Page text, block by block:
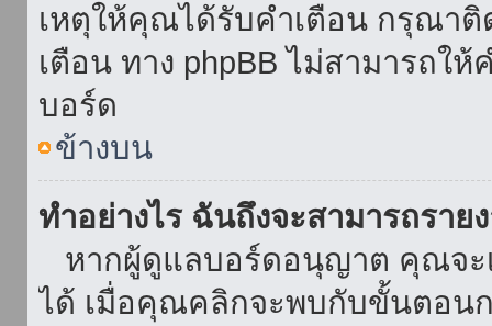
เหตุให้คุณได้รับคำเตือน กรุณา
เตือน ทาง phpBB ไม่สามารถใ
บอร์ด
ข้างบน
ทำอย่างไร ฉันถึงจะสามารถรา
หากผู้ดูแลบอร์ดอนุญาต คุณจะ
ได้ เมื่อคุณคลิกจะพบกับขั้นตอน